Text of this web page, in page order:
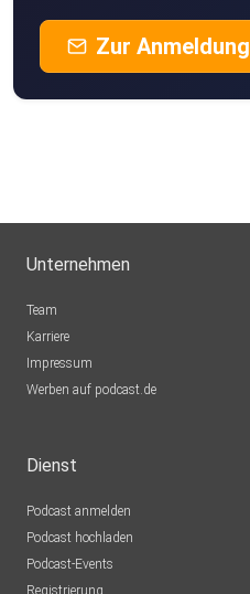
Zur Anmeldung
Unternehmen
Team
Karriere
Impressum
Werben auf podcast.de
Dienst
Podcast anmelden
Podcast hochladen
Podcast-Events
Registrierung